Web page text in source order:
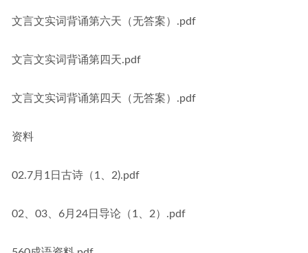
文言文实词背诵第六天（无答案）.pdf
文言文实词背诵第四天.pdf
文言文实词背诵第四天（无答案）.pdf
资料
02.7月1日古诗（1、2).pdf
02、03、6月24日导论（1、2）.pdf